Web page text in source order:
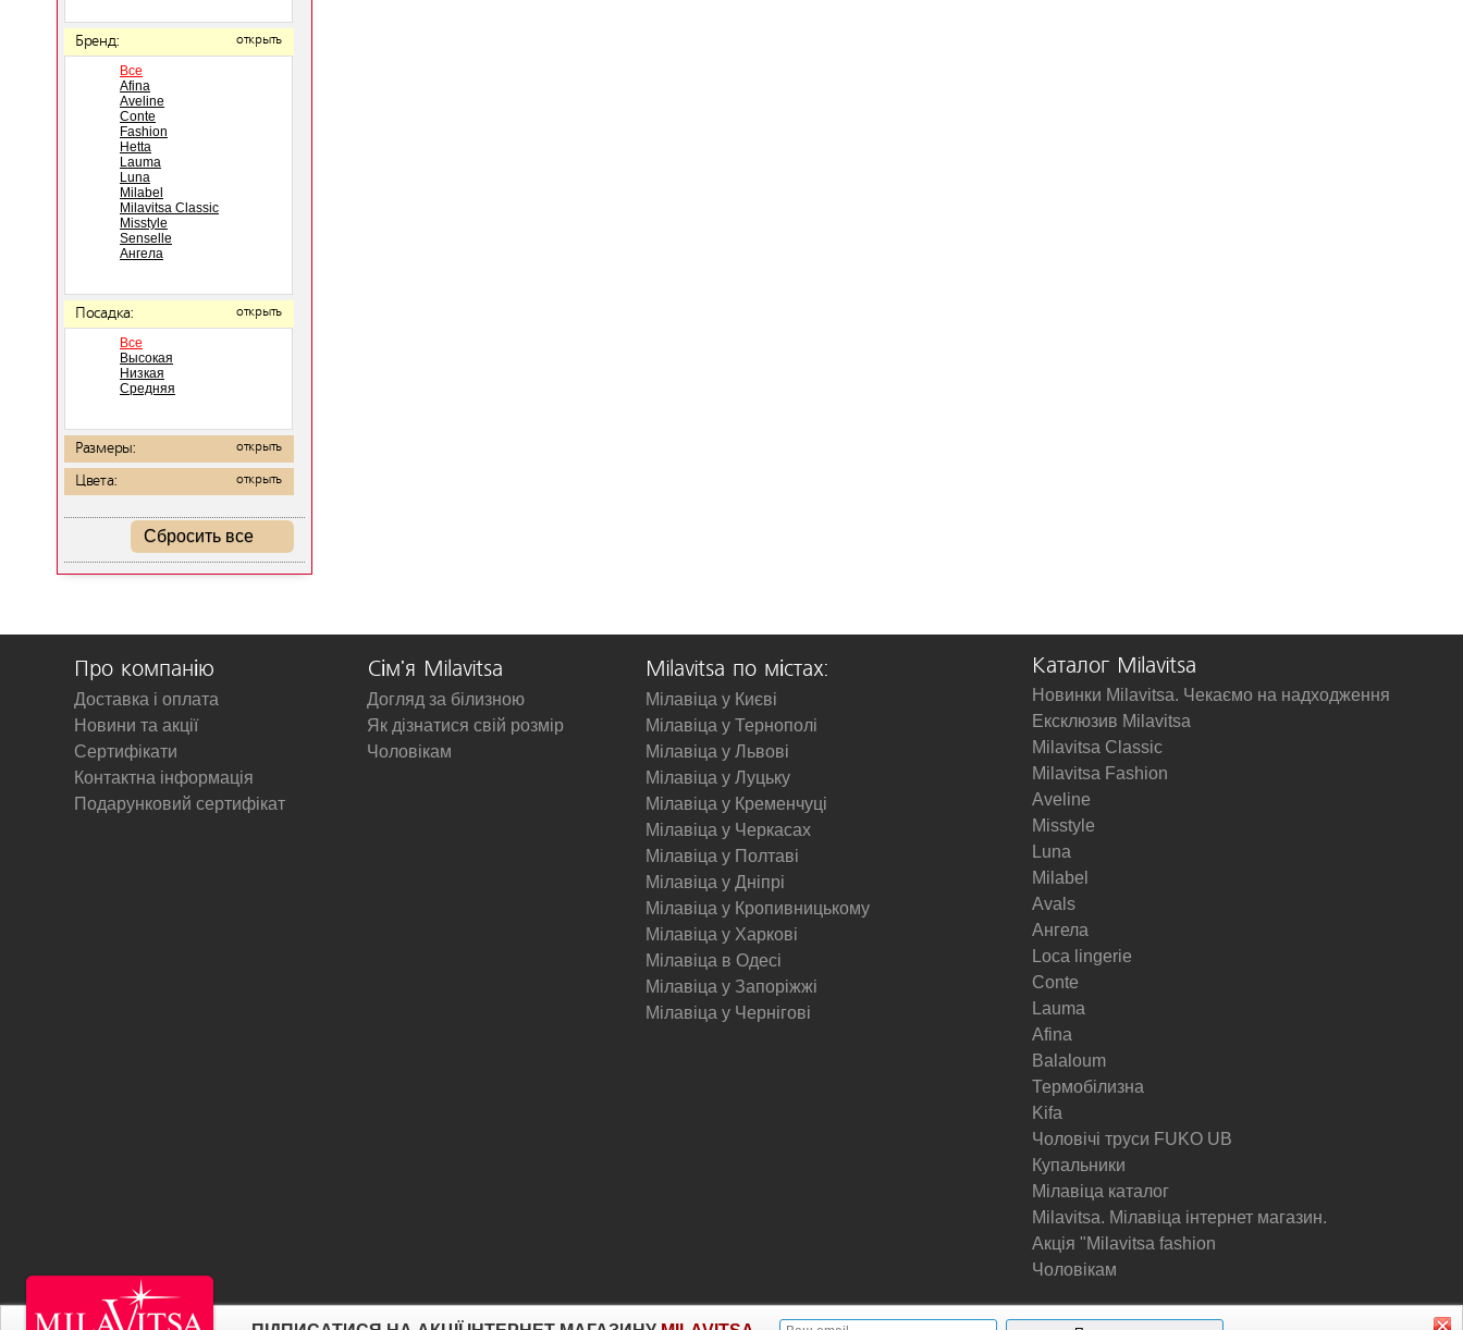
Бренд: открыть
Все
Afina
Aveline
Conte
Fashion
Hetta
Lauma
Luna
Milabel
Milavitsa Classic
Misstyle
Senselle
Ангела
Посадка: открыть
Все
Высокая
Низкая
Средняя
Размеры: открыть
Цвета: открыть
Сбросить все
Про компанію
Доставка і оплата
Новини та акції
Сертифікати
Контактна інформація
Подарунковий сертифікат
Сім'я Milavitsa
Догляд за білизною
Як дізнатися свій розмір
Чоловікам
Milavitsa по містах:
Мілавіца у Києві
Мілавіца у Тернополі
Мілавіца у Львові
Мілавіца у Луцьку
Мілавіца у Кременчуці
Мілавіца у Черкасах
Мілавіца у Полтаві
Мілавіца у Дніпрі
Мілавіца у Кропивницькому
Мілавіца у Харкові
Мілавіца в Одесі
Мілавіца у Запоріжжі
Мілавіца у Чернігові
Каталог Milavitsa
Новинки Milavitsa. Чекаємо на надходження
Ексклюзив Milavitsa
Milavitsa Classic
Milavitsa Fashion
Aveline
Misstyle
Luna
Milabel
Avals
Ангела
Loca lingerie
Conte
Lauma
Afina
Balaloum
Термобілизна
Kifa
Чоловічі труси FUKO UB
Купальники
Мілавіца каталог
Milavitsa. Мілавіца інтернет магазин.
Акція "Milavitsa fashion
Чоловікам
© Milavitsa.